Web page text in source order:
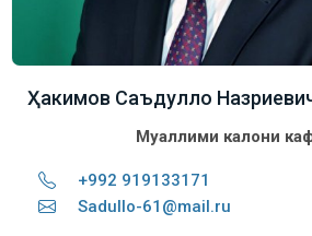
Ҳакимов Саъдулло
Муаллими калони
+992 919133171
Sadullo-61@mail.ru